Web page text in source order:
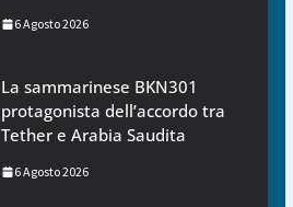
6 Agosto 2026
La sammarinese BKN301
protagonista dell’accordo tra
Tether e Arabia Saudita
6 Agosto 2026